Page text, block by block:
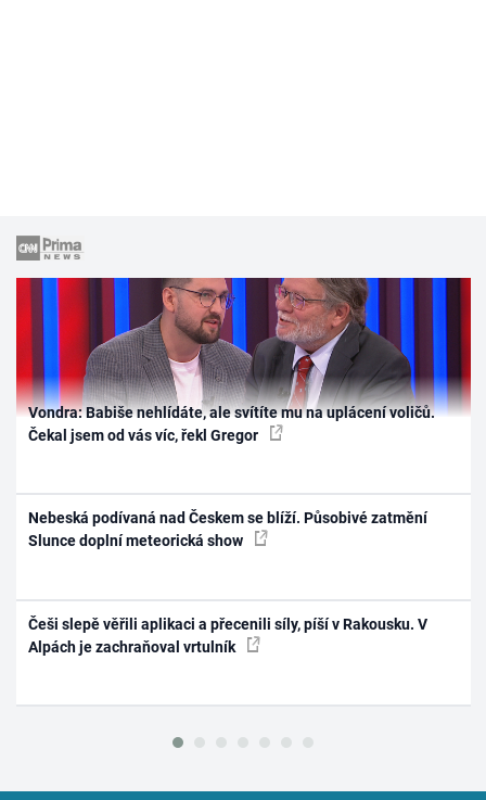
Vondra: Babiše nehlídáte, ale svítíte mu na uplácení voličů.
Čekal jsem od vás víc, řekl Gregor
Nebeská podívaná nad Českem se blíží. Působivé zatmění
Slunce doplní meteorická show
Češi slepě věřili aplikaci a přecenili síly, píší v Rakousku. V
Alpách je zachraňoval vrtulník